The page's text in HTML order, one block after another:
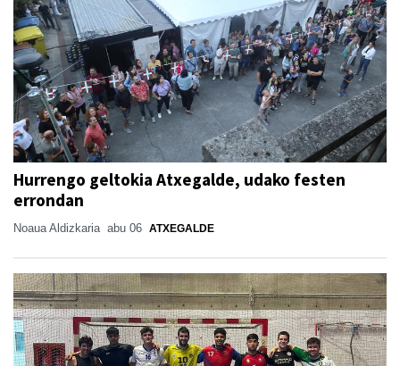
Hurrengo geltokia Atxegalde, udako festen
errondan
Noaua Aldizkaria abu 06 ATXEGALDE